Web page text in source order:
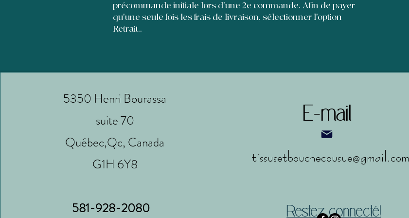
précommande initiale lors d'une 2e commande. Afin de payer
qu'une seule fois les frais de livraison, sélectionner l'option
Retrait..
5350 Henri Bourassa
suite 70
Québec,Qc, Canada
G1H 6Y8
581-928-2080
E-mail
tissusetbouchecousue@gmail.com
Restez connecté!